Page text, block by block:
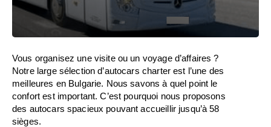
Vous organisez une visite ou un voyage d’affaires ?
Notre large sélection d’autocars charter est l’une des
meilleures en Bulgarie. Nous savons à quel point le
confort est important. C’est pourquoi nous proposons
des autocars spacieux pouvant accueillir jusqu’à 58
sièges.